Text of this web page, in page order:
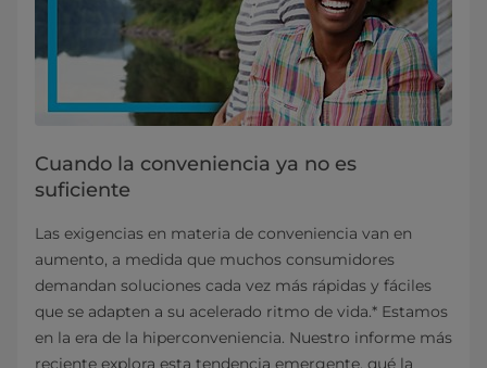
Cuando la conveniencia ya no es
suficiente
Las exigencias en materia de conveniencia van en
aumento, a medida que muchos consumidores
demandan soluciones cada vez más rápidas y fáciles
que se adapten a su acelerado ritmo de vida.* Estamos
en la era de la hiperconveniencia. Nuestro informe más
reciente explora esta tendencia emergente, qué la